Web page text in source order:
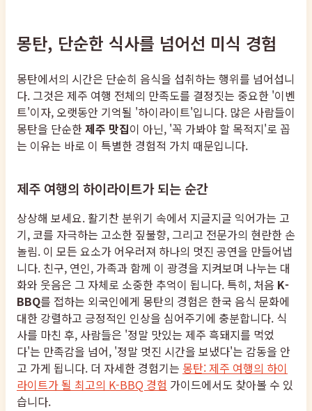
몽탄, 단순한 식사를 넘어선 미식 경험
몽탄에서의 시간은 단순히 음식을 섭취하는 행위를 넘어섭니
다. 그것은 제주 여행 전체의 만족도를 결정짓는 중요한 '이벤
트'이자, 오랫동안 기억될 '하이라이트'입니다. 많은 사람들이
몽탄을 단순한제주 맛집이 아닌, '꼭 가봐야 할 목적지'로 꼽
는 이유는 바로 이 특별한 경험적 가치 때문입니다.
제주 여행의 하이라이트가 되는 순간
상상해 보세요. 활기찬 분위기 속에서 지글지글 익어가는 고
기, 코를 자극하는 고소한 짚불향, 그리고 전문가의 현란한 손
놀림. 이 모든 요소가 어우러져 하나의 멋진 공연을 만들어냅
니다. 친구, 연인, 가족과 함께 이 광경을 지켜보며 나누는 대
화와 웃음은 그 자체로 소중한 추억이 됩니다. 특히, 처음 K-
BBQ를 접하는 외국인에게 몽탄의 경험은 한국 음식 문화에
대한 강렬하고 긍정적인 인상을 심어주기에 충분합니다. 식
사를 마친 후, 사람들은 '정말 맛있는 제주 흑돼지를 먹었
다'는 만족감을 넘어, '정말 멋진 시간을 보냈다'는 감동을 안
고 가게 됩니다. 더 자세한 경험기는 몽탄: 제주 여행의 하이
라이트가 될 최고의 K-BBQ 경험 가이드에서도 찾아볼 수 있
습니다.